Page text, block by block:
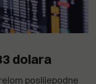
dolara
poslijepodne